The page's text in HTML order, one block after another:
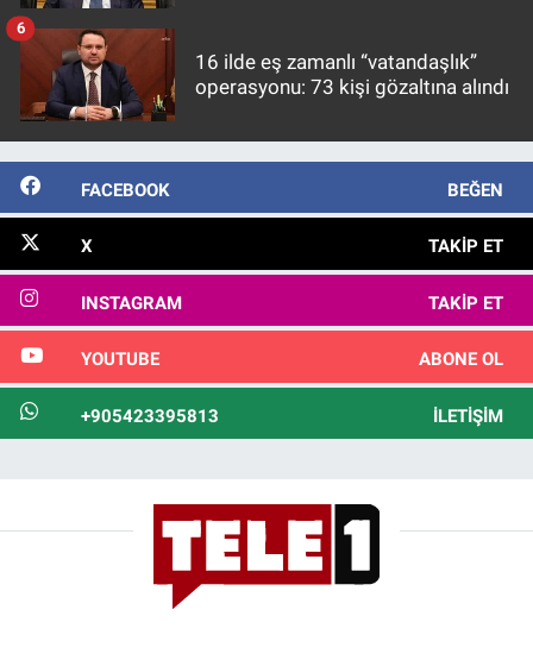
16 ilde eş zamanlı “vatandaşlık”
operasyonu: 73 kişi gözaltına alındı
6
FACEBOOK BEĞEN
X TAKIP ET
INSTAGRAM TAKIP ET
YOUTUBE ABONE OL
+905423395813 İLETIŞIM